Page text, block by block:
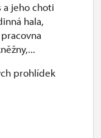
a jeho choti
hala,
prohlídek